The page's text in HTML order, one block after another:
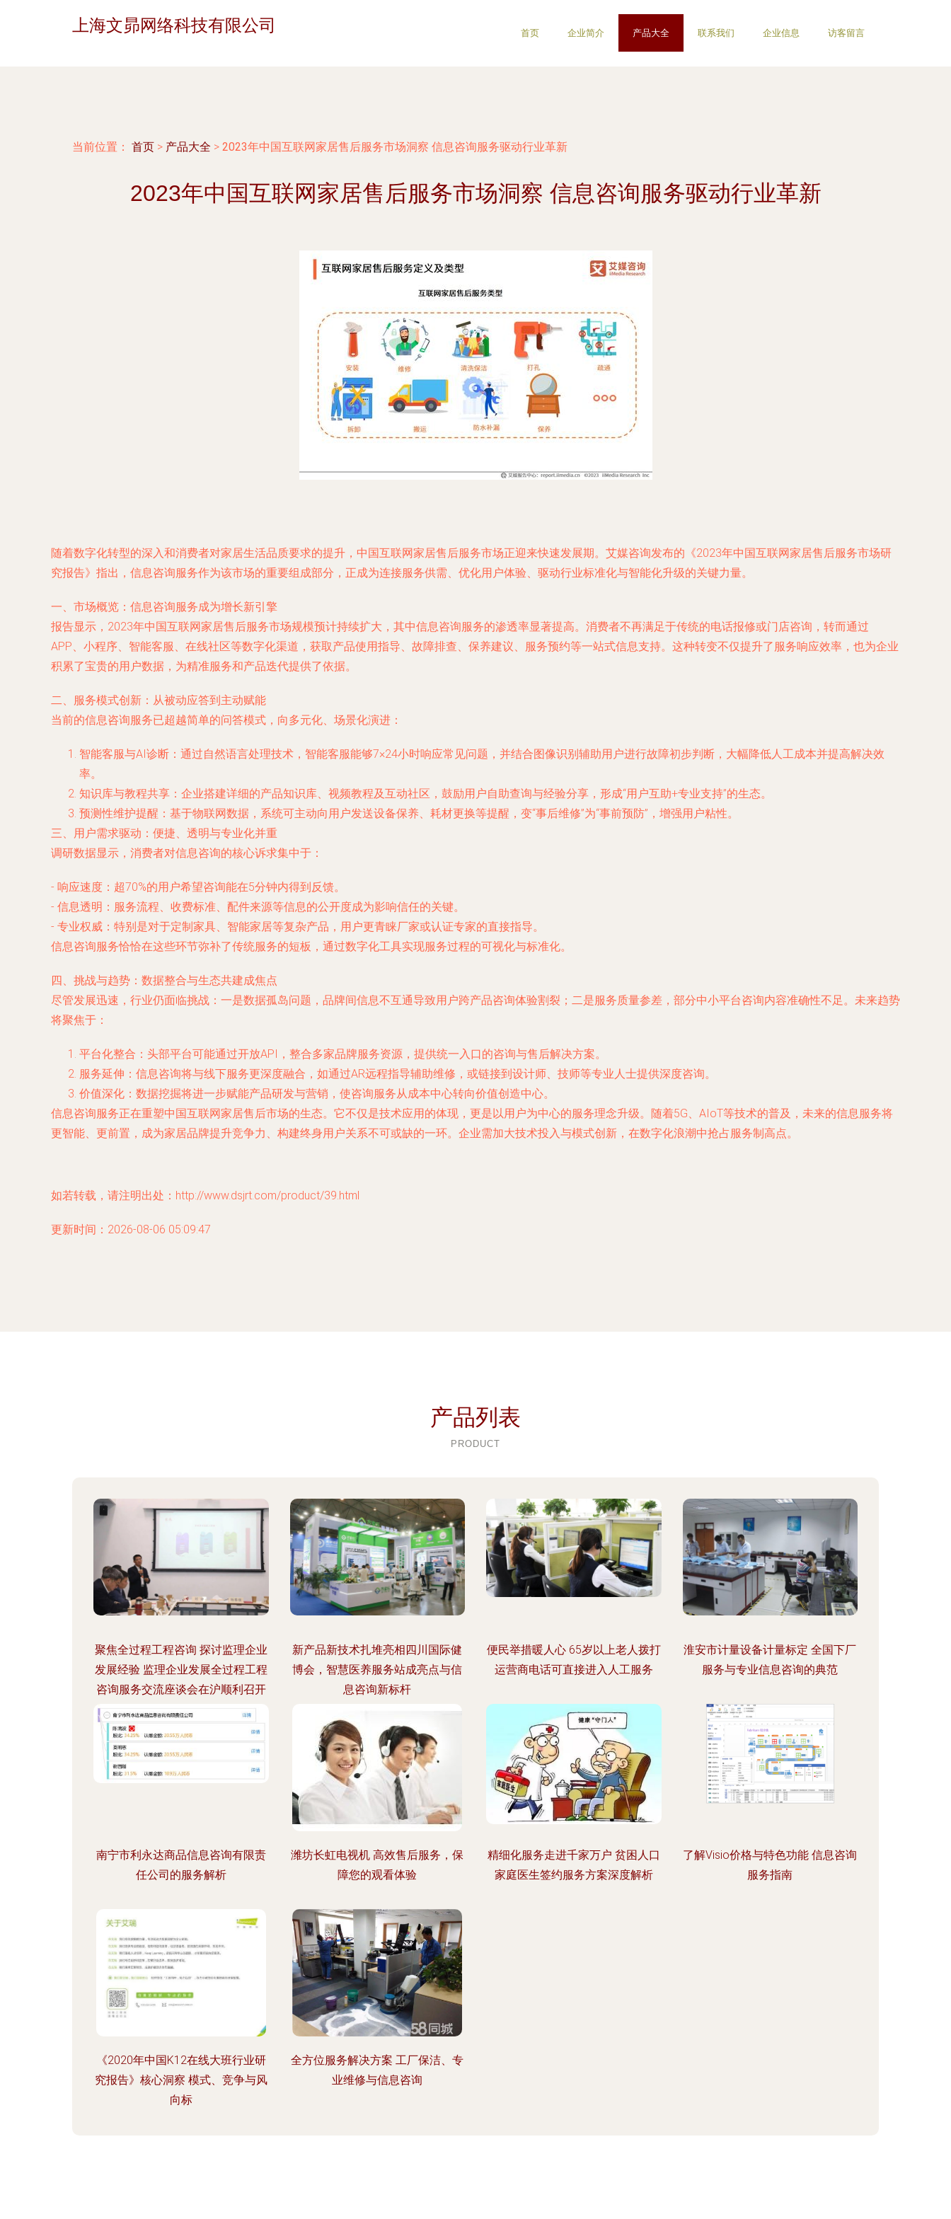
上海文昴网络科技有限公司 首页 企业简介 产品大全 联系我们 企业信息 访客留言
当前位置： 首页 > 产品大全 > 2023年中国互联网家居售后服务市场洞察 信息咨询服务驱动行业革新
2023年中国互联网家居售后服务市场洞察 信息咨询服务驱动行业革新
随着数字化转型的深入和消费者对家居生活品质要求的提升，中国互联网家居售后服务市场正迎来快速发展期。艾媒咨询发布的《2023年中国互联网家居售后服务市场研
究报告》指出，信息咨询服务作为该市场的重要组成部分，正成为连接服务供需、优化用户体验、驱动行业标准化与智能化升级的关键力量。
一、市场概览：信息咨询服务成为增长新引擎
报告显示，2023年中国互联网家居售后服务市场规模预计持续扩大，其中信息咨询服务的渗透率显著提高。消费者不再满足于传统的电话报修或门店咨询，转而通过
APP、小程序、智能客服、在线社区等数字化渠道，获取产品使用指导、故障排查、保养建议、服务预约等一站式信息支持。这种转变不仅提升了服务响应效率，也为企业
积累了宝贵的用户数据，为精准服务和产品迭代提供了依据。
二、服务模式创新：从被动应答到主动赋能
当前的信息咨询服务已超越简单的问答模式，向多元化、场景化演进：
智能客服与AI诊断：通过自然语言处理技术，智能客服能够7×24小时响应常见问题，并结合图像识别辅助用户进行故障初步判断，大幅降低人工成本并提高解决效
率。
知识库与教程共享：企业搭建详细的产品知识库、视频教程及互动社区，鼓励用户自助查询与经验分享，形成“用户互助+专业支持”的生态。
预测性维护提醒：基于物联网数据，系统可主动向用户发送设备保养、耗材更换等提醒，变“事后维修”为“事前预防”，增强用户粘性。
三、用户需求驱动：便捷、透明与专业化并重
调研数据显示，消费者对信息咨询的核心诉求集中于：
- 响应速度：超70%的用户希望咨询能在5分钟内得到反馈。
- 信息透明：服务流程、收费标准、配件来源等信息的公开度成为影响信任的关键。
- 专业权威：特别是对于定制家具、智能家居等复杂产品，用户更青睐厂家或认证专家的直接指导。
信息咨询服务恰恰在这些环节弥补了传统服务的短板，通过数字化工具实现服务过程的可视化与标准化。
四、挑战与趋势：数据整合与生态共建成焦点
尽管发展迅速，行业仍面临挑战：一是数据孤岛问题，品牌间信息不互通导致用户跨产品咨询体验割裂；二是服务质量参差，部分中小平台咨询内容准确性不足。未来趋势
将聚焦于：
平台化整合：头部平台可能通过开放API，整合多家品牌服务资源，提供统一入口的咨询与售后解决方案。
服务延伸：信息咨询将与线下服务更深度融合，如通过AR远程指导辅助维修，或链接到设计师、技师等专业人士提供深度咨询。
价值深化：数据挖掘将进一步赋能产品研发与营销，使咨询服务从成本中心转向价值创造中心。
信息咨询服务正在重塑中国互联网家居售后市场的生态。它不仅是技术应用的体现，更是以用户为中心的服务理念升级。随着5G、AIoT等技术的普及，未来的信息服务将
更智能、更前置，成为家居品牌提升竞争力、构建终身用户关系不可或缺的一环。企业需加大技术投入与模式创新，在数字化浪潮中抢占服务制高点。
如若转载，请注明出处：http://www.dsjrt.com/product/39.html
更新时间：2026-08-06 05:09:47
产品列表
PRODUCT
聚焦全过程工程咨询 探讨监理企业
发展经验 监理企业发展全过程工程
咨询服务交流座谈会在沪顺利召开
新产品新技术扎堆亮相四川国际健
博会，智慧医养服务站成亮点与信
息咨询新标杆
便民举措暖人心 65岁以上老人拨打
运营商电话可直接进入人工服务
淮安市计量设备计量标定 全国下厂
服务与专业信息咨询的典范
南宁市利永达商品信息咨询有限责
任公司的服务解析
潍坊长虹电视机 高效售后服务，保
障您的观看体验
精细化服务走进千家万户 贫困人口
家庭医生签约服务方案深度解析
了解Visio价格与特色功能 信息咨询
服务指南
《2020年中国K12在线大班行业研
究报告》核心洞察 模式、竞争与风
向标
全方位服务解决方案 工厂保洁、专
业维修与信息咨询